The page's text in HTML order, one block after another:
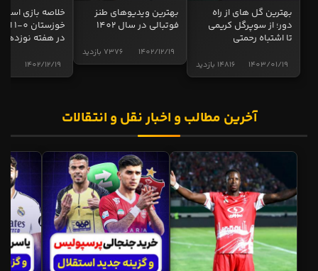
بهترین گل های از راه
دور؛ از سوپرگل کریمی
تا اشتباه رحمتی
14816 بازدید 1403/01/19
بهترین ویدیوهای طنز
فوتبالی در سال 1402
7376 بازدید 1402/12/19
خلاصه بازی
در هفته نوزدهم
1402/12/19
آخرین مطالب و اخبار نقل و انتقالات